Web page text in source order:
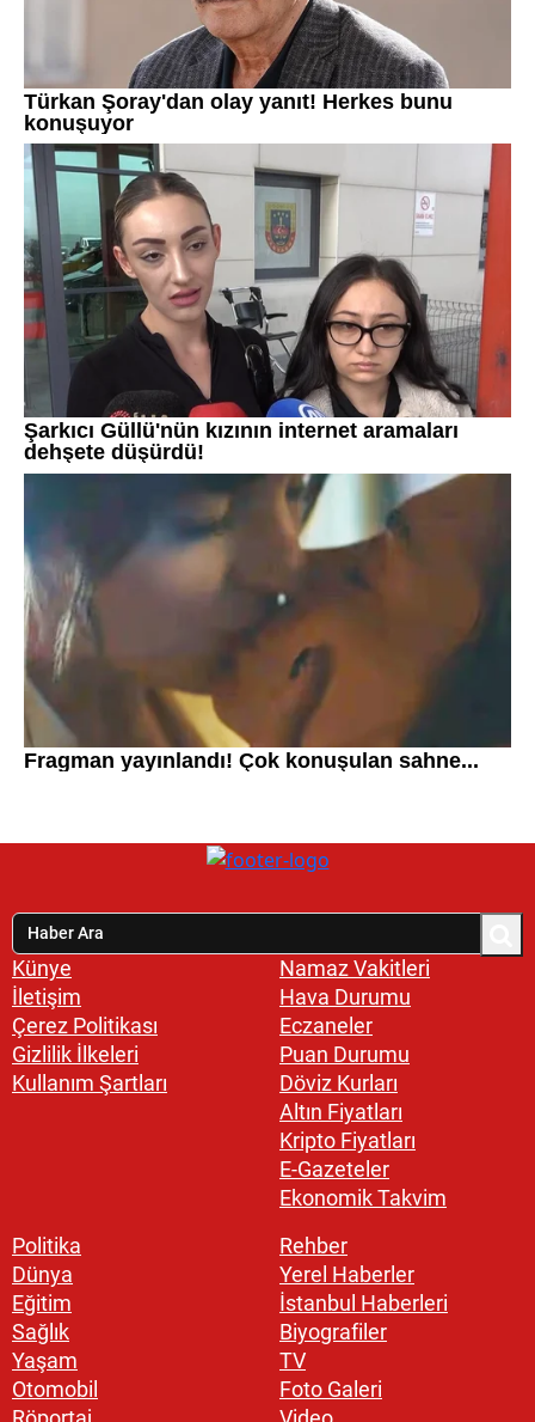
Künye
İletişim
Çerez Politikası
Gizlilik İlkeleri
Kullanım Şartları
Namaz Vakitleri
Hava Durumu
Eczaneler
Puan Durumu
Döviz Kurları
Altın Fiyatları
Kripto Fiyatları
E-Gazeteler
Ekonomik Takvim
Politika
Dünya
Eğitim
Sağlık
Yaşam
Otomobil
Rehber
Yerel Haberler
İstanbul Haberleri
Biyografiler
TV
Foto Galeri